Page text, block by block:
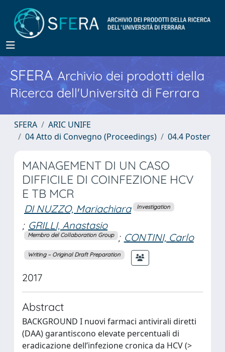
SFERA Archivio dei prodotti della
Ricerca dell'Università di Ferrara
SFERA
ARIC UNIFE
04 Atto di Convegno (Proceedings)
04.4 Poster
MANAGEMENT DI UN CASO
DIFFICILE DI COINFEZIONE HCV
E TB MCR
DI NUZZO, Mariachiara Investigation
; GRILLI, Anastasio
Membro del Collaboration Group ; CONTINI, Carlo
Writing – Original Draft Preparation
2017
Abstract
BACKGROUND I nuovi farmaci antivirali diretti
(DAA) garantiscono elevate percentuali di
eradicazione dell’infezione cronica da HCV (>